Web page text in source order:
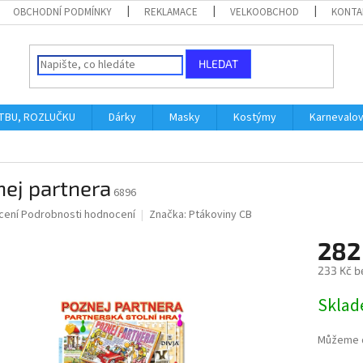
OBCHODNÍ PODMÍNKY REKLAMACE VELKOOBCHOD
HLEDAT
ROZLUČKU Dárky Masky Kostýmy
partnera 6896
Podrobnosti hodnocení Značka: Ptákoviny CB
233 Kč
cena:
Můžeme